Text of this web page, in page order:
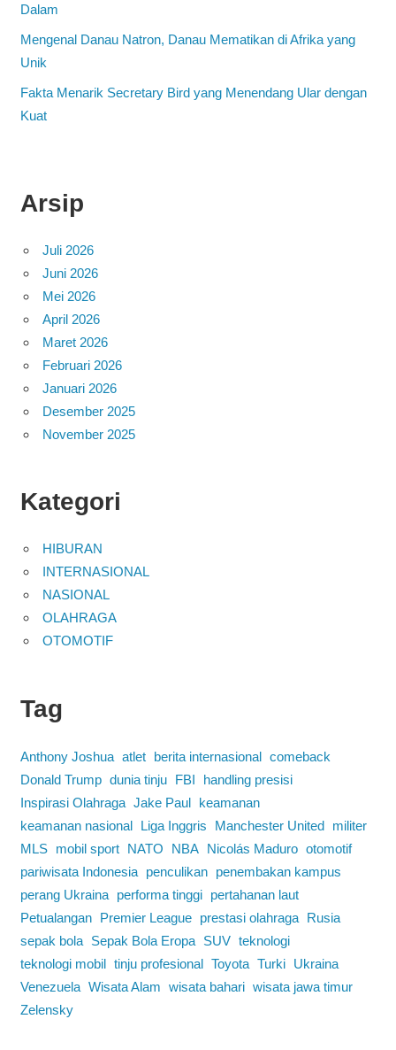
Dalam
Mengenal Danau Natron, Danau Mematikan di Afrika yang
Unik
Fakta Menarik Secretary Bird yang Menendang Ular dengan
Kuat
Arsip
Juli 2026
Juni 2026
Mei 2026
April 2026
Maret 2026
Februari 2026
Januari 2026
Desember 2025
November 2025
Kategori
HIBURAN
INTERNASIONAL
NASIONAL
OLAHRAGA
OTOMOTIF
Tag
Anthony Joshua atlet berita internasional comeback
Donald Trump dunia tinju FBI
handling presisi
Inspirasi Olahraga Jake Paul
keamanan
keamanan nasional
Liga Inggris Manchester United
militer
MLS
mobil sport NATO NBA Nicolás Maduro otomotif
pariwisata Indonesia
penculikan
penembakan kampus
perang Ukraina
performa tinggi
pertahanan laut
Petualangan
Premier League prestasi olahraga
Rusia
sepak bola
Sepak Bola Eropa SUV teknologi
teknologi mobil tinju profesional Toyota Turki
Ukraina
Venezuela Wisata Alam wisata bahari wisata jawa timur
Zelensky